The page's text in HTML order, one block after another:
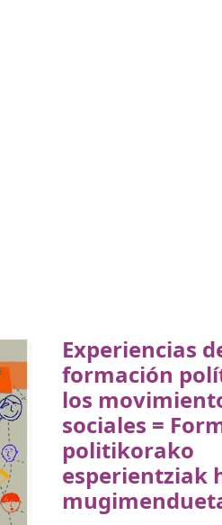
Experiencias
formación
los
sociales =
politikorako
esperientziak